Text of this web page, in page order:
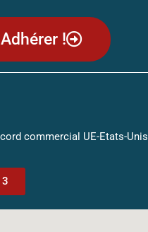
Adhérer !
commercial UE-Etats-Unis